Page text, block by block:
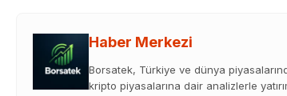
Haber Merkezi
Borsatek, Türkiye ve dünya
kripto piyasalarına dair analizlerle